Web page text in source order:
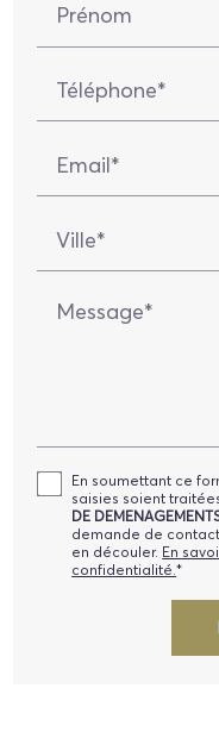
Prénom
Téléphone*
Email*
Ville*
Message*
En soumettant ce
saisies soient
DE
demande de
en découler. En
confidentialité.*